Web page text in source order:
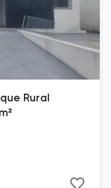
Rural